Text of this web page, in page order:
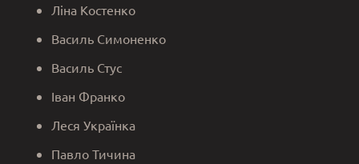
Ліна Костенко
Василь Симоненко
Василь Стус
Іван Франко
Леся Українка
Павло Тичина